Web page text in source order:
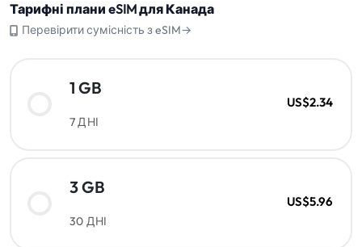
Тарифні плани eSIM для Канада
Перевірити сумісність з eSIM→
1 GB
7 ДНІ
US$2.34
3 GB
30 ДНІ
US$5.96